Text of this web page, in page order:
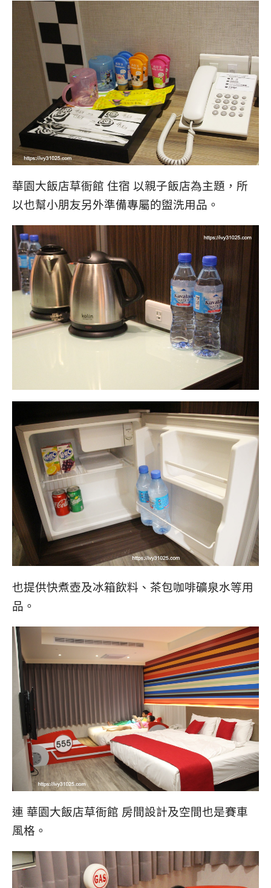
華園大飯店草衙館 住宿 以親子飯店為主題，所
以也幫小朋友另外準備專屬的盥洗用品。
也提供快煮壺及冰箱飲料、茶包咖啡礦泉水等用
品。
連 華園大飯店草衙館 房間設計及空間也是賽車
風格。